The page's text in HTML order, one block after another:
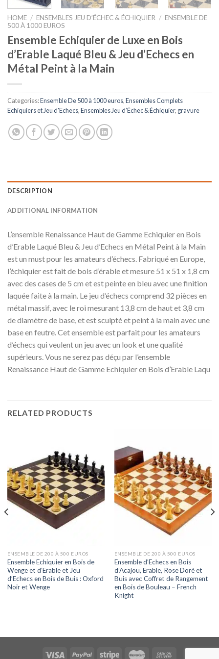
HOME / ENSEMBLES JEU D’ÉCHEC & ÉCHIQUIER / ENSEMBLE DE
500 À 1000 EUROS
Ensemble Echiquier de Luxe en Bois
d’Erable Laqué Bleu & Jeu d’Echecs en
Métal Peint à la Main
Categories:Ensemble De 500 à 1000 euros,Ensembles Complets
Echiquiers et Jeu d'Echecs,Ensembles Jeu d’Échec & Échiquier, gravure
DESCRIPTION
ADDITIONAL INFORMATION
L’ensemble Renaissance Haut de Gamme Echiquier en Bois
d’Erable Laqué Bleu & Jeu d’Echecs en Métal Peint à la Main
est un must pour les amateurs d’échecs. Fabriqué en Europe,
l’échiquier est fait de bois d’érable et mesure 51 x 51 x 1,8 cm
avec des cases de 5 cm et est peinte en bleu avec une finition
laquée faite à la main. Le jeu d’échecs comprend 32 pièces en
métal massif, avec le roi mesurant 13,8 cm de haut et 3,8 cm
de diamètre de base, et est sculpté et peint à la main avec une
base en feutre. Cet ensemble est parfait pour les amateurs
d’échecs qui veulent un jeu avec un look et une qualité
supérieurs. Vous ne serez pas déçu par l’ensemble
Renaissance Haut de Gamme Echiquier en Bois d’Erable Laqu
RELATED PRODUCTS
ENSEMBLE DE 200 À 500 EUROS
Ensemble Echiquier en Bois de
Wenge et d’Erable et Jeu
d’Echecs en Bois de Buis : Oxford
Noir et Wenge
ENSEMBLE DE 200 À 500 EUROS
Ensemble d’Echecs en Bois
d’Acajou, Erable, Rose Doré et
Buis avec Coffret de Rangement
en Bois de Bouleau – French
Knight